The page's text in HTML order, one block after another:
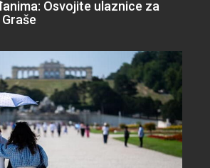
Osvojite ulaznice za